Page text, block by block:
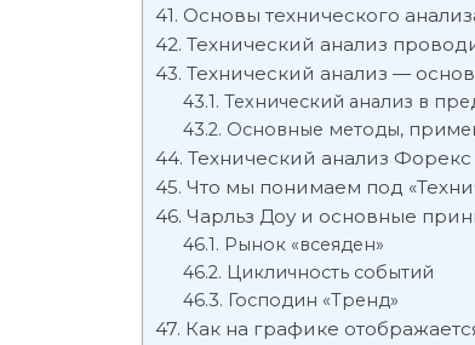
Основы технического
Технический анализ
Технический анализ —
Технический анализ в
Основные методы,
Технический анализ Форекс
Что мы понимаем под
Чарльз Доу и основные
Рынок «всеяден»
Цикличность событий
Господин «Тренд»
Как на графике